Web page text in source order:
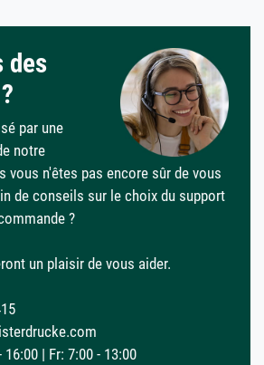
des
par une
notre
vous n'êtes pas encore sûr de vous
de conseils sur le choix du support
?
un plaisir de vous aider.
16:00 | Fr: 7:00 - 13:00